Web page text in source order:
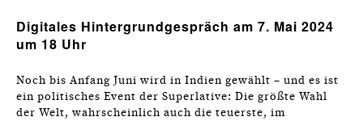
Digitales Hintergrundgespräch am 7. Mai 2024
um 18 Uhr
Noch bis Anfang Juni wird in Indien gewählt – und es ist
ein politisches Event der Superlative: Die größte Wahl
der Welt, wahrscheinlich auch die teuerste, im